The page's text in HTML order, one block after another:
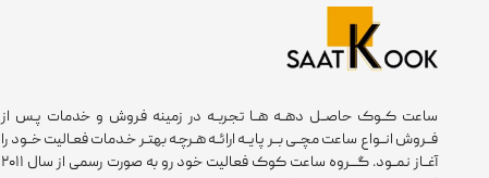
ساعت کــوک حاصــل دهــه هــا تجربــه در زمینه فروش و خدمات پـس از
فــروش انــواع ساعت مچــی بــر پایــه ارائــه هـرچـه بهتـر خـدمات فعـالیت خــود را
آغــاز نمــود. گـــروه ساعت کوک فعالیت خود رو به صورت رسمی از سال ۲۰۱۱